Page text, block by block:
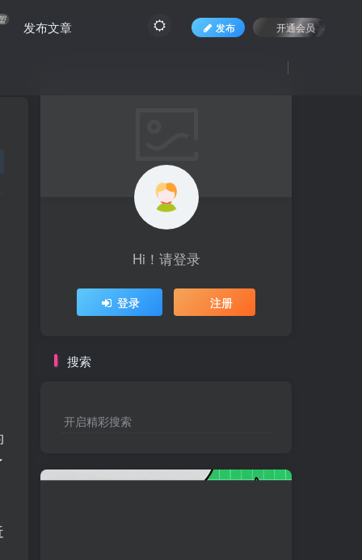
发布文章 发布 开通会员
Hi！请登录
登录 注册
搜索
开启精彩搜索